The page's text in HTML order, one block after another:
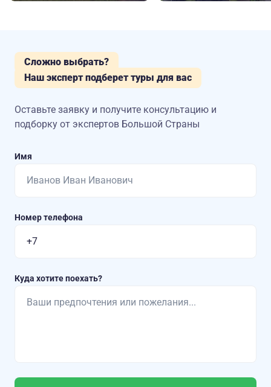
Сложно выбрать?
Наш эксперт подберет туры для вас
Оставьте заявку и получите консультацию и
подборку от экспертов Большой Страны
Имя
Номер телефона
Куда хотите поехать?